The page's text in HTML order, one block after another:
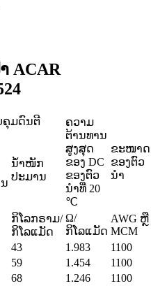
ACAR
ຄຸມດົນຕີ
ຄວາມ
ຕ້ານທານ
ສູງສຸດ
ຂອງ DC
ຂອງຕົວ
ນຳທີ່ 20
℃
ຂະໜາດ
ຂອງຕົວ
ນຳ
ນ້ຳໜັກ
ປະມານ
ກິໂລກຣາມ/
ກິໂລແມັດ
Ω/
ກິໂລແມັດ
AWG ຫຼື
MCM
43 1.983
1100
59 1.454
1100
68 1.246
1100